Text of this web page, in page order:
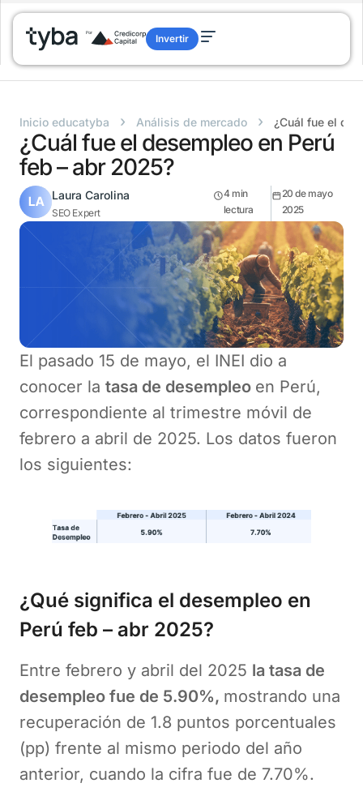
Invertir
Inicio educatyba › Análisis de mercado › ¿Cuál fue el
¿Cuál fue el desempleo en Perú
feb – abr 2025?
Laura Carolina
SEO Expert
4 min
lectura
20 de mayo
2025
El pasado 15 de mayo, el INEI dio a
conocer la tasa de desempleo en Perú,
correspondiente al trimestre móvil de
febrero a abril de 2025. Los datos fueron
los siguientes:
¿Qué significa el desempleo en
Perú feb – abr 2025?
Entre febrero y abril del 2025 la tasa de
desempleo fue de 5.90%, mostrando una
recuperación de 1.8 puntos porcentuales
(pp) frente al mismo periodo del año
anterior, cuando la cifra fue de 7.70%.